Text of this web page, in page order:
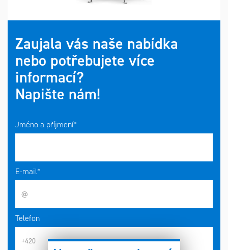
Zaujala vás naše nabídka
nebo potřebujete více
informací?
Napište nám!
Jméno a příjmení*
E-mail*
Telefon